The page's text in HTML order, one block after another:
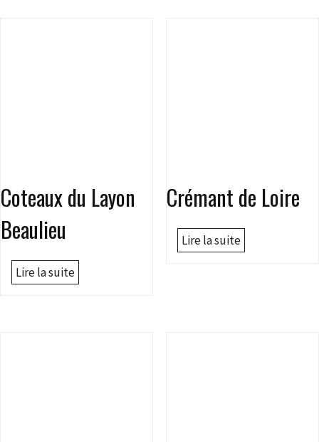
Coteaux du Layon
Beaulieu
Lire la suite
Crémant de Loire
Lire la suite